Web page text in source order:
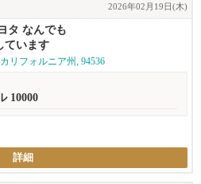
2026年02月19日(木)
タ なんでも
ています
リフォルニア州, 94536
10000
詳細